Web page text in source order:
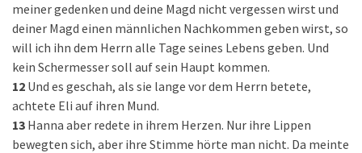
meiner gedenken und deine Magd nicht vergessen wirst und
deiner Magd einen männlichen Nachkommen geben wirst, so
will ich ihn dem Herrn alle Tage seines Lebens geben. Und
kein Schermesser soll auf sein Haupt kommen.
12 Und es geschah, als sie lange vor dem Herrn betete,
achtete Eli auf ihren Mund.
13 Hanna aber redete in ihrem Herzen. Nur ihre Lippen
bewegten sich, aber ihre Stimme hörte man nicht. Da meinte